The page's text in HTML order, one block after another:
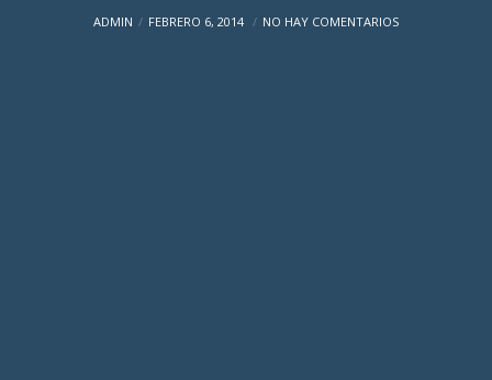
ADMIN FEBRERO 6, 2014 NO HAY COMENTARIOS